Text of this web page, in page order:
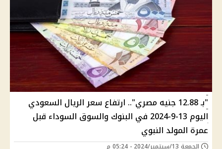
"بـ 12.88 جنيه مصري".. ارتفاع سعر الريال السعودي
اليوم 13-9-2024 في البنوك والسوق السوداء قبل
عمرة المولد النبوي
الجمعة 13/سبتمبر/2024 - 05:24 م